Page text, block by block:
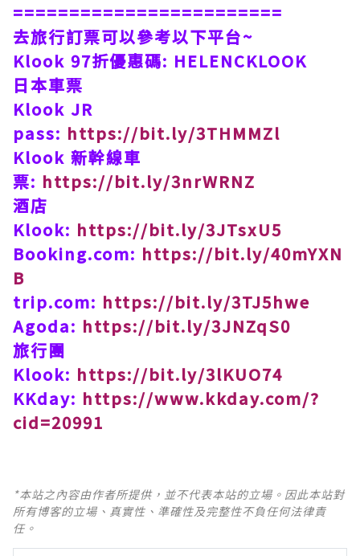
========================
去旅行訂票可以參考以下平台~
Klook 97折優惠碼: HELENCKLOOK
日本車票
Klook JR
pass: https://bit.ly/3THMMZl
Klook 新幹線車
票: https://bit.ly/3nrWRNZ
酒店
Klook: https://bit.ly/3JTsxU5
Booking.com: https://bit.ly/40mYXN
B
trip.com: https://bit.ly/3TJ5hwe
Agoda: https://bit.ly/3JNZqS0
旅行團
Klook: https://bit.ly/3lKUO74
KKday: https://www.kkday.com/?
cid=20991
*本站之內容由作者所提供，並不代表本站的立場。因此本站對
所有博客的立場、真實性、準確性及完整性不負任何法律責
任。